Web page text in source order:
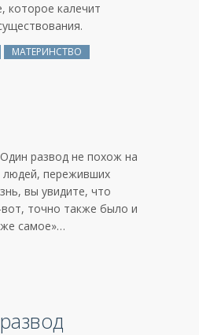
которое калечит
МАТЕРИНСТВО
развод не похож на
людей, переживших
вы увидите, что
вот, точно также было и
самое»…